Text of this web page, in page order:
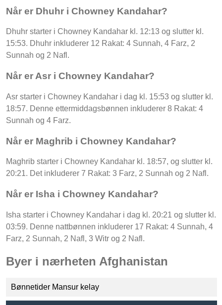
Når er Dhuhr i Chowney Kandahar?
Dhuhr starter i Chowney Kandahar kl. 12:13 og slutter kl.
15:53. Dhuhr inkluderer 12 Rakat: 4 Sunnah, 4 Farz, 2
Sunnah og 2 Nafl.
Når er Asr i Chowney Kandahar?
Asr starter i Chowney Kandahar i dag kl. 15:53 og slutter kl.
18:57. Denne ettermiddagsbønnen inkluderer 8 Rakat: 4
Sunnah og 4 Farz.
Når er Maghrib i Chowney Kandahar?
Maghrib starter i Chowney Kandahar kl. 18:57, og slutter kl.
20:21. Det inkluderer 7 Rakat: 3 Farz, 2 Sunnah og 2 Nafl.
Når er Isha i Chowney Kandahar?
Isha starter i Chowney Kandahar i dag kl. 20:21 og slutter kl.
03:59. Denne nattbønnen inkluderer 17 Rakat: 4 Sunnah, 4
Farz, 2 Sunnah, 2 Nafl, 3 Witr og 2 Nafl.
Byer i nærheten Afghanistan
Bønnetider Mansur kelay